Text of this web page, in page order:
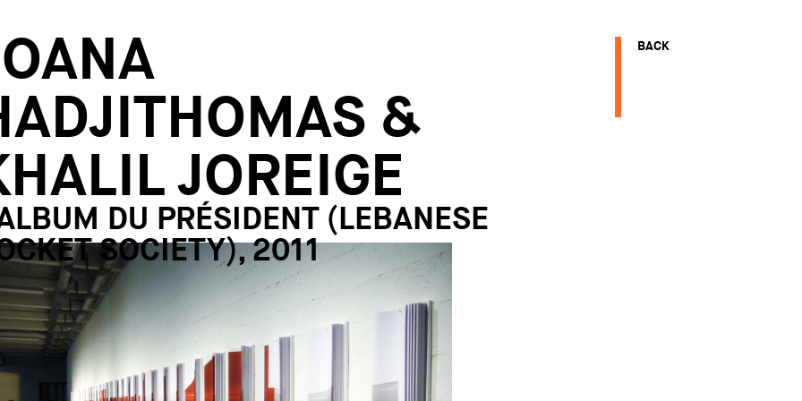
&
JOREIGE
DU PRÉSIDENT (LEBANESE
SOCIETY), 2011
BACK